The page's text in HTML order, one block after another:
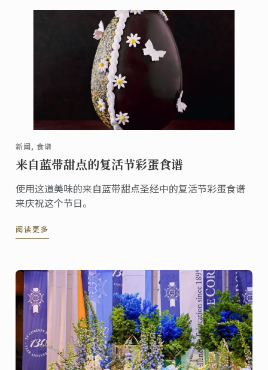
新闻, 食谱
来自蓝带甜点的复活节彩蛋食谱
使用这道美味的来自蓝带甜点圣经中的复活节彩蛋食谱
来庆祝这个节日。
阅读更多